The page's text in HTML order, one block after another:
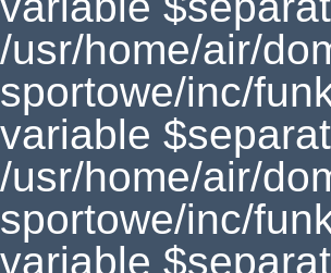
/usr/home/air/
sportowe/inc/
variable
/usr/home/air/
sportowe/inc/
variable